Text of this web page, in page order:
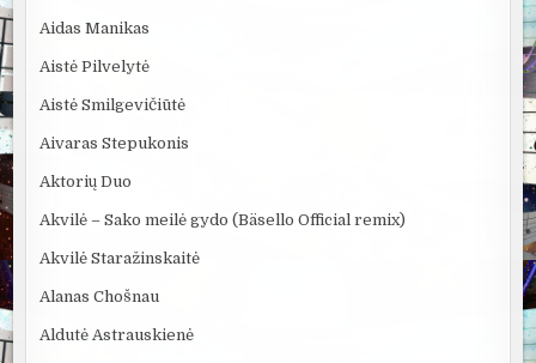
Aidas Manikas
Aistė Pilvelytė
Aistė Smilgevičiūtė
Aivaras Stepukonis
Aktorių Duo
Akvilė – Sako meilė gydo (Bäsello Official remix)
Akvilė Staražinskaitė
Alanas Chošnau
Aldutė Astrauskienė